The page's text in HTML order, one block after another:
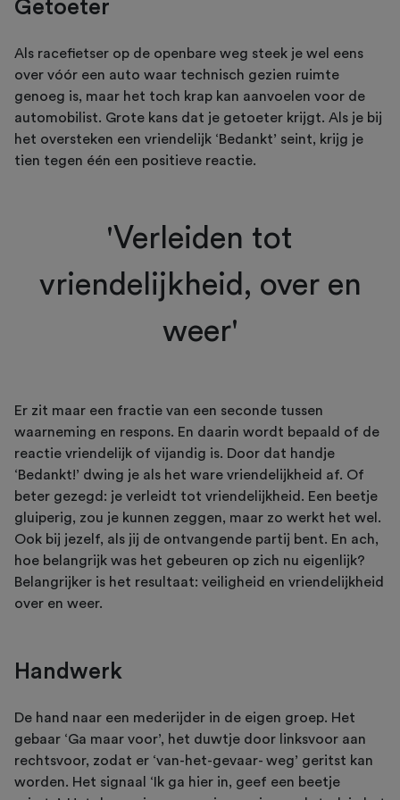
Getoeter
Als racefietser op de openbare weg steek je wel eens
over vóór een auto waar technisch gezien ruimte
genoeg is, maar het toch krap kan aanvoelen voor de
automobilist. Grote kans dat je getoeter krijgt. Als je bij
het oversteken een vriendelijk ‘Bedankt’ seint, krijg je
tien tegen één een positieve reactie.
'Verleiden tot
vriendelijkheid, over en
weer'
Er zit maar een fractie van een seconde tussen
waarneming en respons. En daarin wordt bepaald of de
reactie vriendelijk of vijandig is. Door dat handje
‘Bedankt!’ dwing je als het ware vriendelijkheid af. Of
beter gezegd: je verleidt tot vriendelijkheid. Een beetje
gluiperig, zou je kunnen zeggen, maar zo werkt het wel.
Ook bij jezelf, als jij de ontvangende partij bent. En ach,
hoe belangrijk was het gebeuren op zich nu eigenlijk?
Belangrijker is het resultaat: veiligheid en vriendelijkheid
over en weer.
Handwerk
De hand naar een mederijder in de eigen groep. Het
gebaar ‘Ga maar voor’, het duwtje door linksvoor aan
rechtsvoor, zodat er ‘van-het-gevaar- weg’ geritst kan
worden. Het signaal ‘Ik ga hier in, geef een beetje